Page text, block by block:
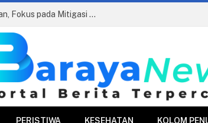
Edukasi Antikorupsi di Perumda Tirta Pakuan, Fokus pada Mitigasi Risiko dan AGHT
PERISTIWA KESEHATAN KOLOM